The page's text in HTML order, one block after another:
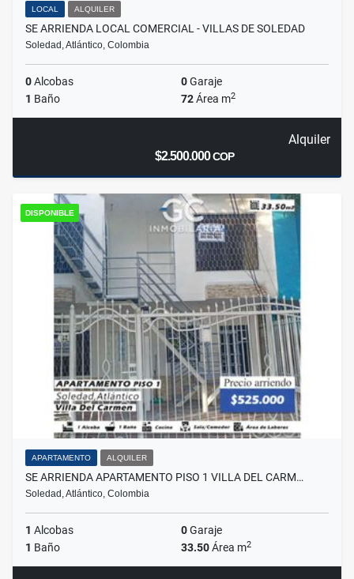
LOCAL ALQUILER
SE ARRIENDA LOCAL COMERCIAL - VILLAS DE SOLEDAD
Soledad, Atlántico, Colombia
0Alcobas 0Garaje
1 Baño 72Área m2
Alquiler
$2.500.000COP
DISPONIBLE
APARTAMENTO ALQUILER
SE ARRIENDA APARTAMENTO PISO 1 VILLA DEL CARM…
Soledad, Atlántico, Colombia
1 Alcobas 0Garaje
1 Baño 33.50Área m2